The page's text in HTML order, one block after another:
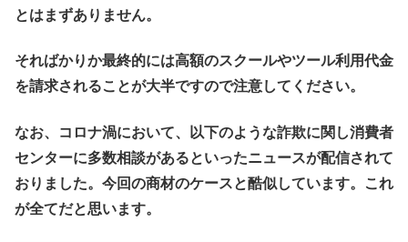
とはまずありません。
そればかりか最終的には高額のスクールやツール利用代金
を請求されることが大半ですので注意してください。
なお、コロナ渦において、以下のような詐欺に関し消費者
センターに多数相談があるといったニュースが配信されて
おりました。今回の商材のケースと酷似しています。これ
が全てだと思います。